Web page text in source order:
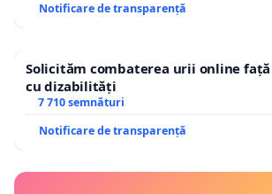
Notificare de transparență
Solicităm combaterea urii online față
cu dizabilități
7 710 semnături
Notificare de transparență